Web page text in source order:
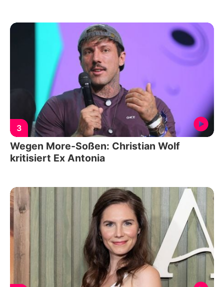
3
Wegen More-Soßen: Christian Wolf
kritisiert Ex Antonia